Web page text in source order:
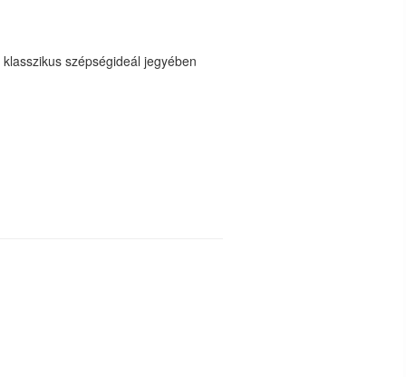
szépségideál jegyében